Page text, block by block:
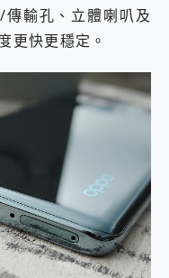
輸孔、立體喇叭及
更快更穩定。